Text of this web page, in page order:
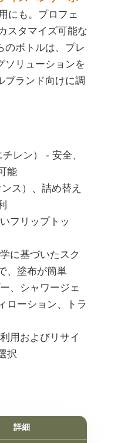
にも。プロフェ
スタマイズ可能な
のボトルは、プレ
ソリューションを
ブランド向けに調
レン） - 安全、
能
ス）、詰め替え
フリップトッ
に基づいたスク
、塗布が簡単
、シャワージェ
ローション、トラ
用およびリサイ
択
詳細